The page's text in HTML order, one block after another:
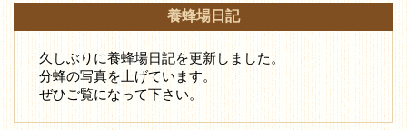
養蜂場日記
久しぶりに養蜂場日記を更新しました。
分蜂の写真を上げています。
ぜひご覧になって下さい。